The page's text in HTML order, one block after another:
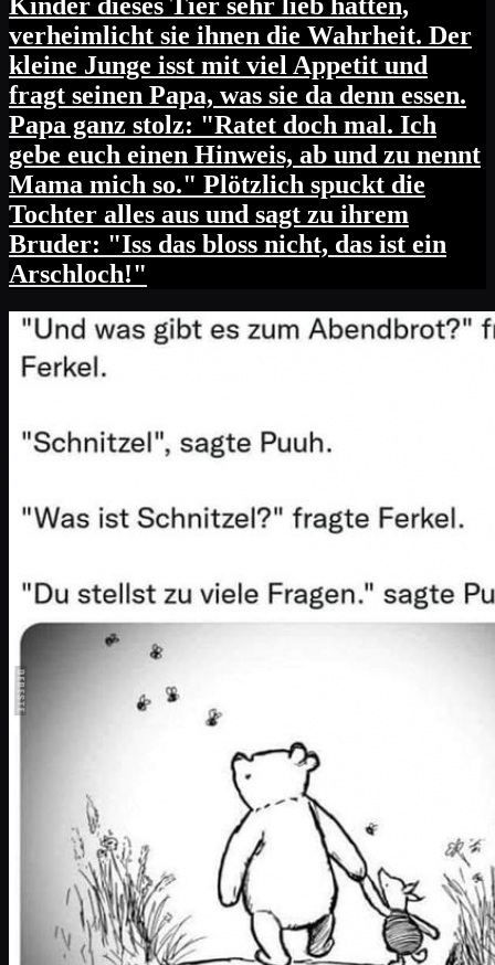
verheimlicht sie ihnen die Wahrheit. Der
kleine Junge isst mit viel Appetit und
fragt seinen Papa, was sie da denn essen.
Papa ganz stolz: "Ratet doch mal. Ich
gebe euch einen Hinweis, ab und zu nennt
Mama mich so." Plötzlich spuckt die
Tochter alles aus und sagt zu ihrem
Bruder: "Iss das bloss nicht, das ist ein
Arschloch!"